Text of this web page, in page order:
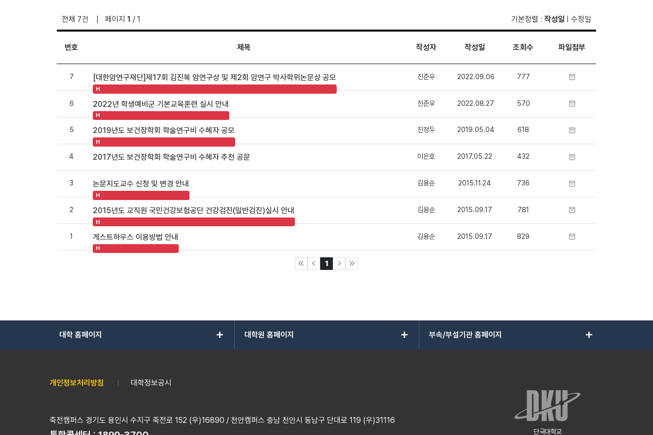
전체 7건 페이지 1 / 1 기본정렬 : 작성일 수정일
번호 제목 작성자 작성일 조회수 파일첨부
7 [대한암연구재단]제17회 김진복 암연구상 및 제2회 암연구 박사학위논문상 공모
H
진준우 2022.09.06 777
6 2022년 학생예비군 기본교육훈련 실시 안내
H
진준우 2022.08.27 570
5 2019년도 보건장학회 학술연구비 수혜자 공모
H
진정두 2019.05.04 618
4 2017년도 보건장학회 학술연구비 수혜자 추천 공문 이은호 2017.05.22 432
3 논문지도교수 신청 및 변경 안내
H
김용순 2015.11.24 736
2 2015년도 교직원 국민건강보험공단 건강검진(일반검진)실시 안내
H
김용순 2015.09.17 781
1 게스트하우스 이용방법 안내
H
김용순 2015.09.17 829
1
대학 홈페이지 add 대학원 홈페이지 add 부속/부설기관 홈페이지 add
개인정보처리방침 대학정보공시
죽전캠퍼스 경기도 용인시 수지구 죽전로 152 (우)16890 / 천안캠퍼스 충남 천안시 동남구 단대로 119 (우)31116
단국대학교